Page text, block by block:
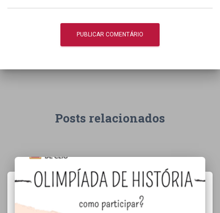
Posts relacionados